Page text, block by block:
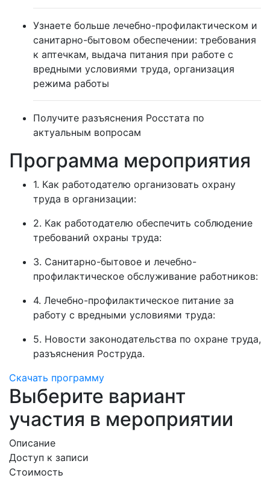
Узнаете больше лечебно-профилактическом и
санитарно-бытовом обеспечении: требования
к аптечкам, выдача питания при работе с
вредными условиями труда, организация
режима работы
Получите разъяснения Росстата по
актуальным вопросам
Программа мероприятия
1. Как работодателю организовать охрану
труда в организации:
2. Как работодателю обеспечить соблюдение
требований охраны труда:
3. Санитарно-бытовое и лечебно-
профилактическое обслуживание работников:
4. Лечебно-профилактическое питание за
работу с вредными условиями труда:
5. Новости законодательства по охране труда,
разъяснения Роструда.
Скачать программу
Выберите вариант
участия в мероприятии
Описание
Доступ к записи
Стоимость